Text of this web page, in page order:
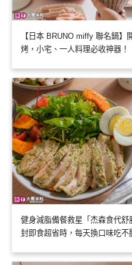
【日本 BRUNO miffy 聯名鍋
烤，小宅、一人料理必收神器！
健身減脂備餐救星「杰森食代
封即食超省時，每天換口味吃不